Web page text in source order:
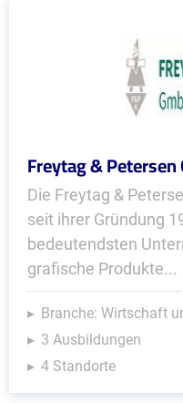
Freytag & Petersen
Die Freytag &
seit ihrer Gründung
bedeutendsten
grafische Produkte...
Branche: Wirtschaft
3 Ausbildungen
4 Standorte